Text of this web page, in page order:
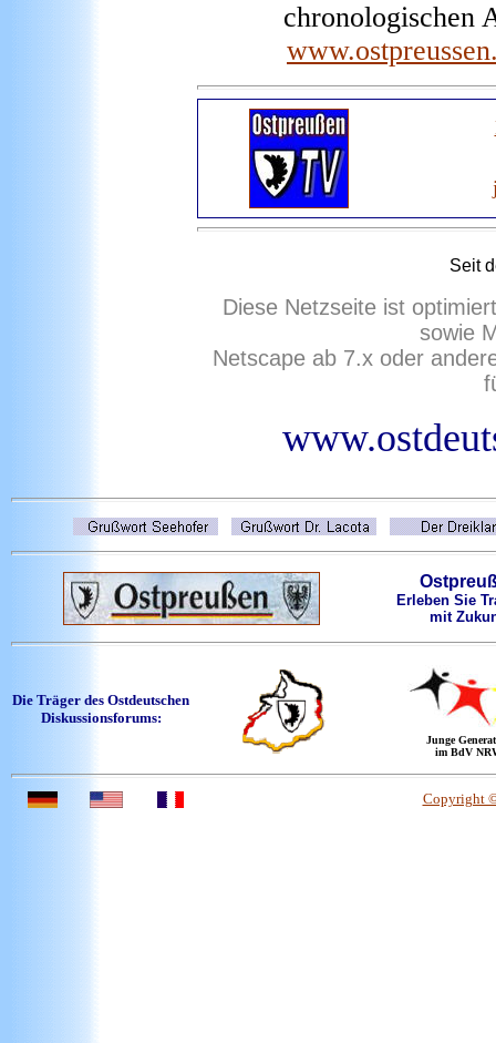
chronologischen
Seit
Diese Netzseite ist
sowie
Netscape ab 7.x oder
Erleben Sie
mit
Die Träger des Ostdeutschen
Diskussionsforums:
Junge
im BdV
Copyright